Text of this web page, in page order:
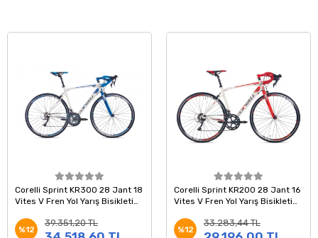
Corelli Sprint KR300 28 Jant 18
Vites V Fren Yol Yarış Bisikleti
%12
39.351,20 TL
Corelli Sprint KR200 28 Jant 16
Vites V Fren Yol Yarış Bisikleti
%12
33.283,44 TL